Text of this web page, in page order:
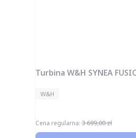
Turbina W&H SYNEA
PRODUCENT
W&H
Cena regularna: 3 699,00 zł